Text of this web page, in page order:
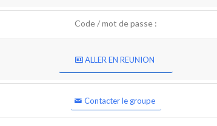
Code / mot de passe :
ALLER EN REUNION
Contacter le groupe